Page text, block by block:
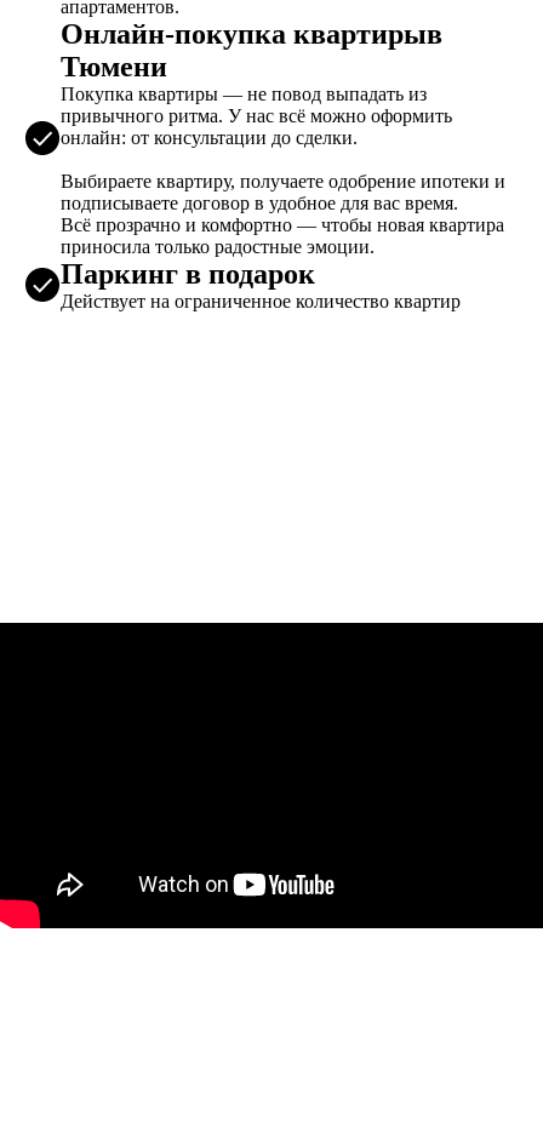
апартаментов.
Онлайн-покупка квартирыв
Тюмени
Покупка квартиры — не повод выпадать из
привычного ритма. У нас всё можно оформить
онлайн: от консультации до сделки.
Выбираете квартиру, получаете одобрение ипотеки и
подписываете договор в удобное для вас время.
Всё прозрачно и комфортно — чтобы новая квартира
приносила только радостные эмоции.
Паркинг в подарок
Действует на ограниченное количество квартир